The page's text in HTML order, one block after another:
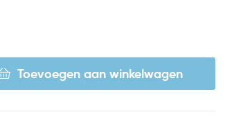
Toevoegen aan winkelwagen